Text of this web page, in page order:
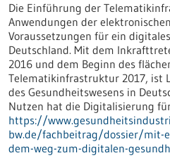
Die Einführung der
Anwendungen der
Voraussetzungen für ein
Deutschland. Mit dem
2016 und dem Beginn des
Telematikinfrastruktur 2017, ist
des Gesundheitswesens in
Nutzen hat die Digitalisierung
https://
bw.de/fachbeitrag/dossier/mit-
dem-weg-zum-digitalen-